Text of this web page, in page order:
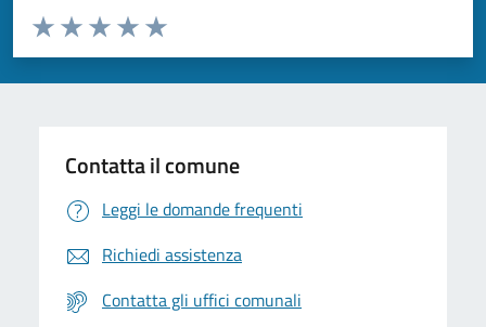
Valuta da 1 a 5 stelle la pagina
Valuta 5 stelle su 5
Valuta 4 stelle su 5
Valuta 3 stelle su 5
Valuta 2 stelle su 5
Valuta 1 stelle su 5
Contatta il comune
Leggi le domande frequenti
Richiedi assistenza
Contatta gli uffici comunali